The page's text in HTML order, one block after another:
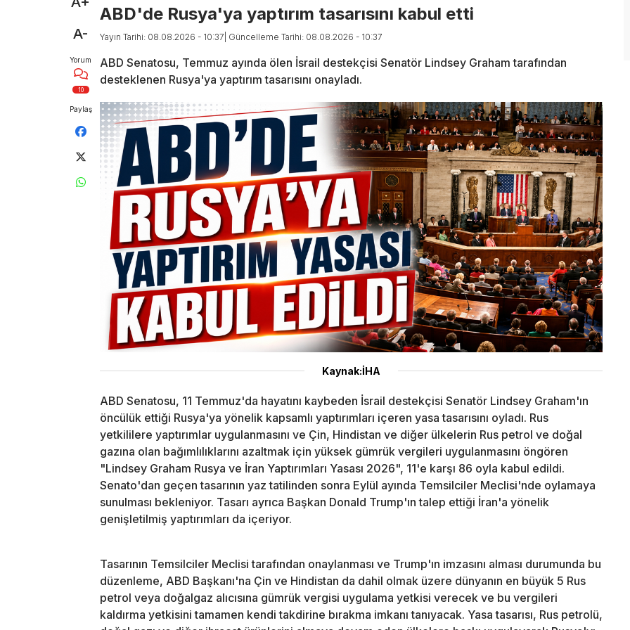
A-
Yorum
10
Paylaş
ABD'de Rusya'ya yaptırım tasarısını kabul etti
Yayın Tarihi: 08.08.2026 - 10:37 | Güncelleme Tarihi: 08.08.2026 - 10:37
ABD Senatosu, Temmuz ayında ölen İsrail destekçisi Senatör Lindsey Graham tarafından
desteklenen Rusya'ya yaptırım tasarısını onayladı.
Kaynak:İHA
ABD Senatosu, 11 Temmuz'da hayatını kaybeden İsrail destekçisi Senatör Lindsey Graham'ın
öncülük ettiği Rusya'ya yönelik kapsamlı yaptırımları içeren yasa tasarısını oyladı. Rus
yetkililere yaptırımlar uygulanmasını ve Çin, Hindistan ve diğer ülkelerin Rus petrol ve doğal
gazına olan bağımlılıklarını azaltmak için yüksek gümrük vergileri uygulanmasını öngören
"Lindsey Graham Rusya ve İran Yaptırımları Yasası 2026", 11'e karşı 86 oyla kabul edildi.
Senato'dan geçen tasarının yaz tatilinden sonra Eylül ayında Temsilciler Meclisi'nde oylamaya
sunulması bekleniyor. Tasarı ayrıca Başkan Donald Trump'ın talep ettiği İran'a yönelik
genişletilmiş yaptırımları da içeriyor.
Tasarının Temsilciler Meclisi tarafından onaylanması ve Trump'ın imzasını alması durumunda bu
düzenleme, ABD Başkanı'na Çin ve Hindistan da dahil olmak üzere dünyanın en büyük 5 Rus
petrol veya doğalgaz alıcısına gümrük vergisi uygulama yetkisi verecek ve bu vergileri
kaldırma yetkisini tamamen kendi takdirine bırakma imkanı tanıyacak. Yasa tasarısı, Rus petrolü,